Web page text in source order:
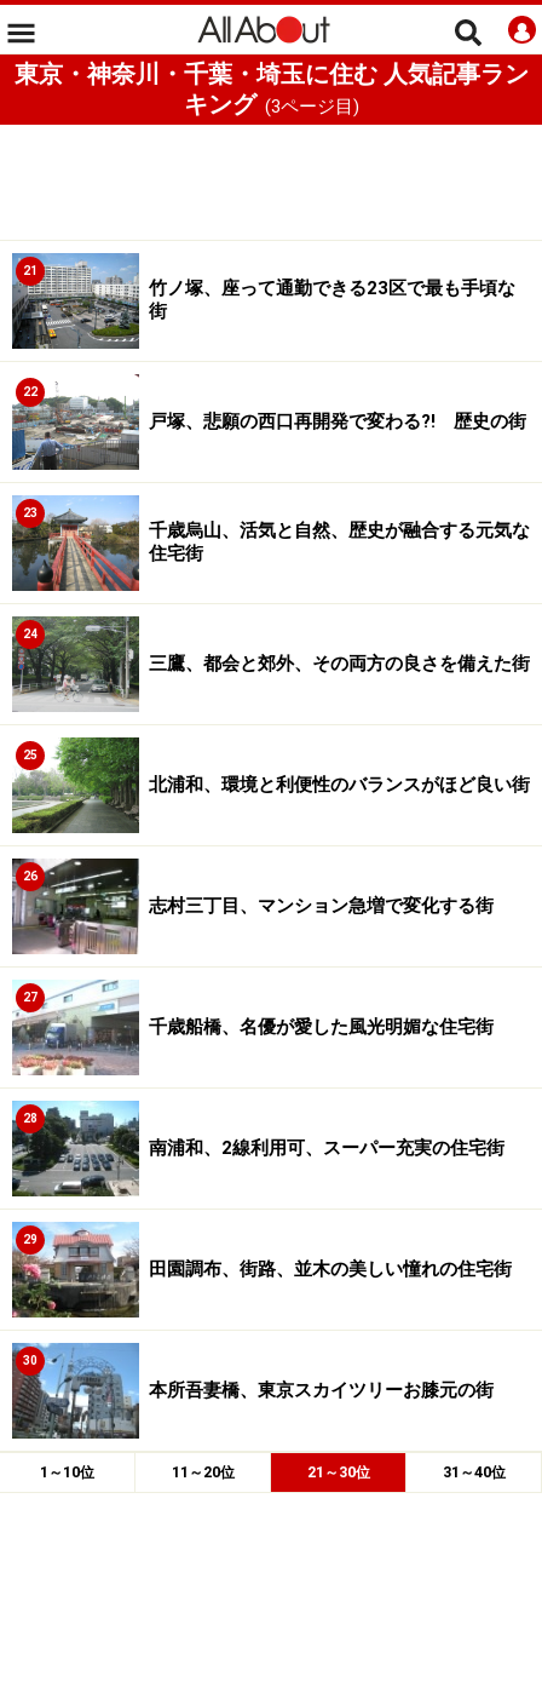
東京・神奈川・千葉・埼玉に住む 人気記事ラン
キング (3ページ目)
21
竹ノ塚、座って通勤できる23区で最も手頃な
街
22
戸塚、悲願の西口再開発で変わる?! 歴史の街
23
千歳烏山、活気と自然、歴史が融合する元気な
住宅街
24
三鷹、都会と郊外、その両方の良さを備えた街
25
北浦和、環境と利便性のバランスがほど良い街
26
志村三丁目、マンション急増で変化する街
27
千歳船橋、名優が愛した風光明媚な住宅街
28
南浦和、2線利用可、スーパー充実の住宅街
29
田園調布、街路、並木の美しい憧れの住宅街
30
本所吾妻橋、東京スカイツリーお膝元の街
1～10位 11～20位 21～30位 31～40位